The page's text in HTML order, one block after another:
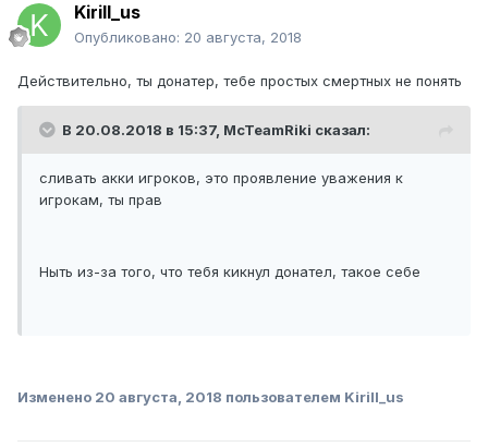
Kirill_us
Опубликовано: 20 августа, 2018
Действительно, ты донатер, тебе простых смертных не понять
В 20.08.2018 в 15:37, McTeamRiki сказал:
сливать акки игроков, это проявление уважения к
игрокам, ты прав
Ныть из-за того, что тебя кикнул донател, такое себе
Изменено 20 августа, 2018 пользователем Kirill_us